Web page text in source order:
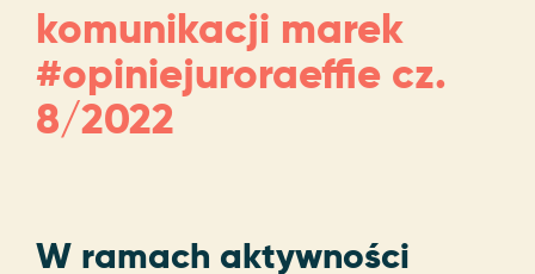
komunikacji marek
#opiniejuroraeffie cz.
8/2022
W ramach aktywności